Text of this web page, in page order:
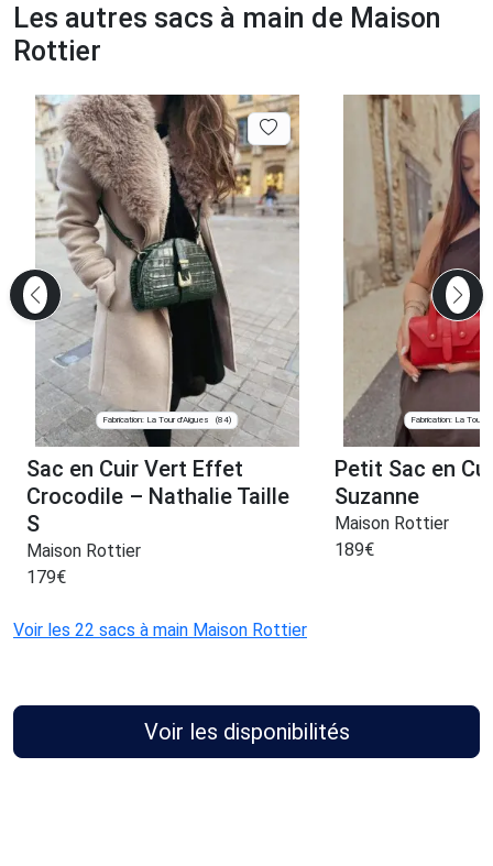
Les autres sacs à main de Maison
Rottier
Fabrication: La Tour d'Aigues (84)
Sac en Cuir Vert Effet
Crocodile – Nathalie Taille
S
Maison Rottier
179€
Fabrication: La Tour
Petit Sac en
Suzanne
Maison Rottier
189€
Voir les 22 sacs à main Maison Rottier
Voir les disponibilités